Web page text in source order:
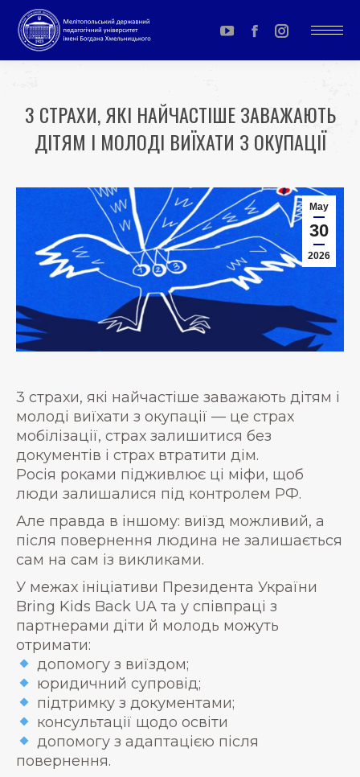
YouTube
page
in
new
Facebook
page
in
new
Instagram
page
in
new
3 СТРАХИ, ЯКІ НАЙЧАСТІШЕ ЗАВАЖАЮТЬ
ДІТЯМ І МОЛОДІ ВИЇХАТИ З ОКУПАЦІЇ
May
30
2026
3 страхи, які найчастіше заважають дітям і
молоді виїхати з окупації — це страх
мобілізації, страх залишитися без
документів і страх втратити дім.
Росія роками підживлює ці міфи, щоб
люди залишалися під контролем РФ.
Але правда в іншому: виїзд можливий, а
після повернення людина не залишається
сам на сам із викликами.
У межах ініціативи Президента України
Bring Kids Back UA та у співпраці з
партнерами діти й молодь можуть
отримати:
допомогу з виїздом;
юридичний супровід;
підтримку з документами;
консультації щодо освіти
допомогу з адаптацією після
повернення.